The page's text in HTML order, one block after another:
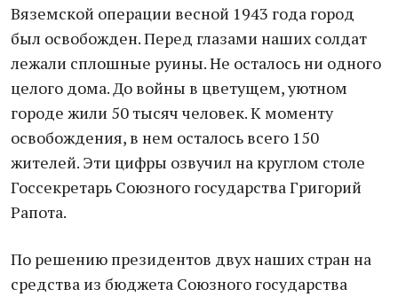
Вяземской операции весной 1943 года город
был освобожден. Перед глазами наших солдат
лежали сплошные руины. Не осталось ни одного
целого дома. До войны в цветущем, уютном
городе жили 50 тысяч человек. К моменту
освобождения, в нем осталось всего 150
жителей. Эти цифры озвучил на круглом столе
Госсекретарь Союзного государства Григорий
Рапота.
По решению президентов двух наших стран на
средства из бюджета Союзного государства